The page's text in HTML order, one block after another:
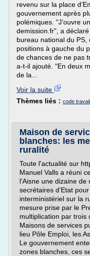
revenu sur la place
gouvernement après
polémiques. "J’ouvre
demission.fr", a
bureau national du PS,
positions à gauche du
de chances de ne pas
a-t-il ajouté. "En deux
de la...
Voir la suite
Thèmes liés : code
Maison de
blanches: les
ruralité
Toute l'actualité sur
Manuel Valls a réuni
l'Aisne une dizaine de
secrétaires d'Etat
interministériel sur la
mesure prise par le
multiplication par trois
Maisons de services
lieu Pôle Emploi, les
Le gouvernement
zones blanches, ces